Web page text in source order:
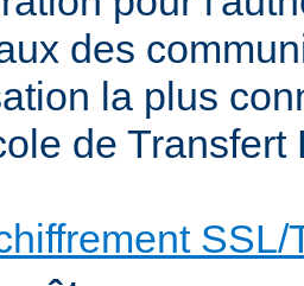
des
la plus
de
SSL/